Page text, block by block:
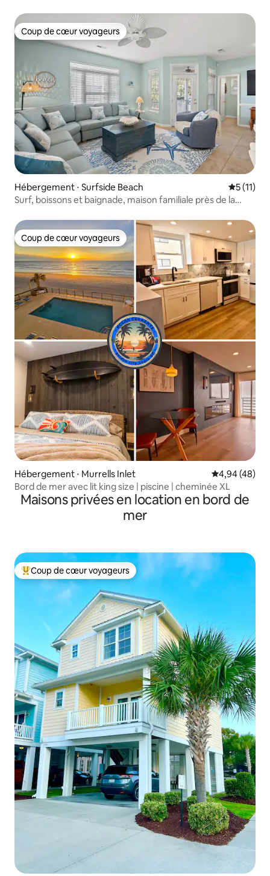
Coup de cœur voyageurs
Coup de cœur voyageurs
Hébergement ⋅ Surfside Beach
5 (11)
Surf, boissons et baignade, maison familiale près de la
Coup de cœur voyageurs
Coup de cœur voyageurs
Hébergement ⋅ Murrells Inlet Évaluation
4,94 (48)
Bord de mer avec lit king size | piscine | cheminée XL
Maisons privées en location en bord de
mer
Coups de cœur voyageurs les plus appréciés
Coup de cœur voyageurs